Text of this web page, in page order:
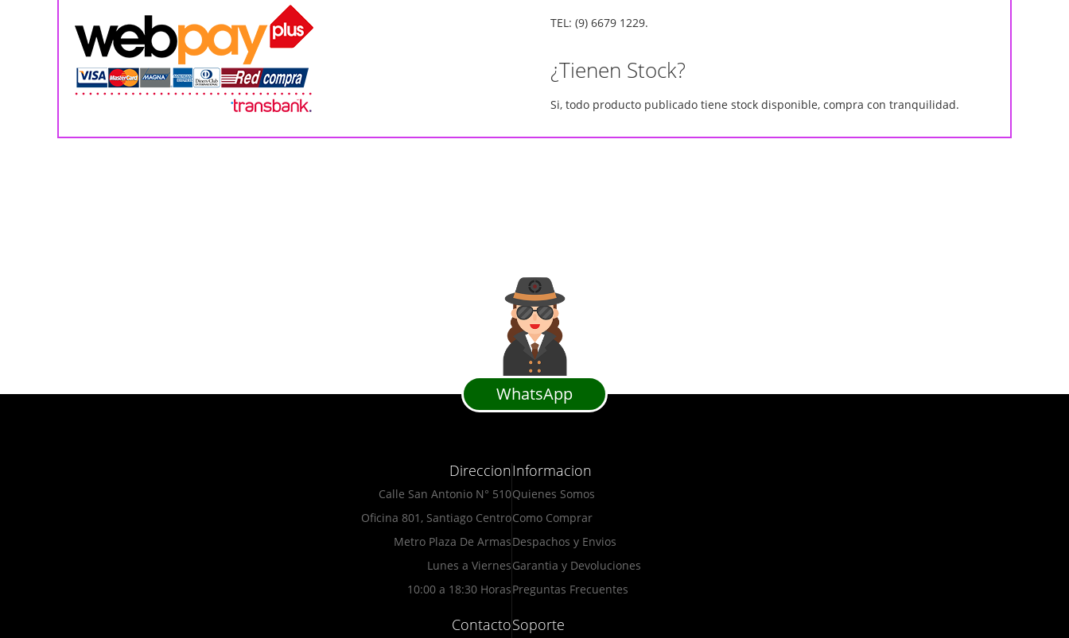
TEL: (9) 6679 1229.
¿Tienen Stock?
Si, todo producto publicado tiene stock disponible, compra con tranquilidad.
WhatsApp
Direccion
Calle San Antonio N° 510
Oficina 801, Santiago Centro
Metro Plaza De Armas
Lunes a Viernes
10:00 a 18:30 Horas
Contacto
Informacion
Quienes Somos
Como Comprar
Despachos y Envios
Garantia y Devoluciones
Preguntas Frecuentes
Soporte